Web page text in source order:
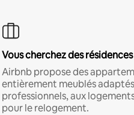
Vous cherchez des
Airbnb propose des
entièrement meublés
professionnels, aux
pour le relogement.